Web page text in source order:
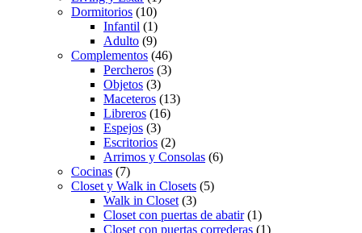
Dormitorios (10)
Infantil (1)
Adulto (9)
Complementos (46)
Percheros (3)
Objetos (3)
Maceteros (13)
Libreros (16)
Espejos (3)
Escritorios (2)
Arrimos y Consolas (6)
Cocinas (7)
Closet y Walk in Closets (5)
Walk in Closet (3)
Closet con puertas de abatir(1)
Closet con puertas correderas (1)